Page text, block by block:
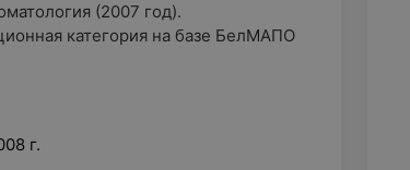
(2007 год).
категория на базе БелМАПО
г.